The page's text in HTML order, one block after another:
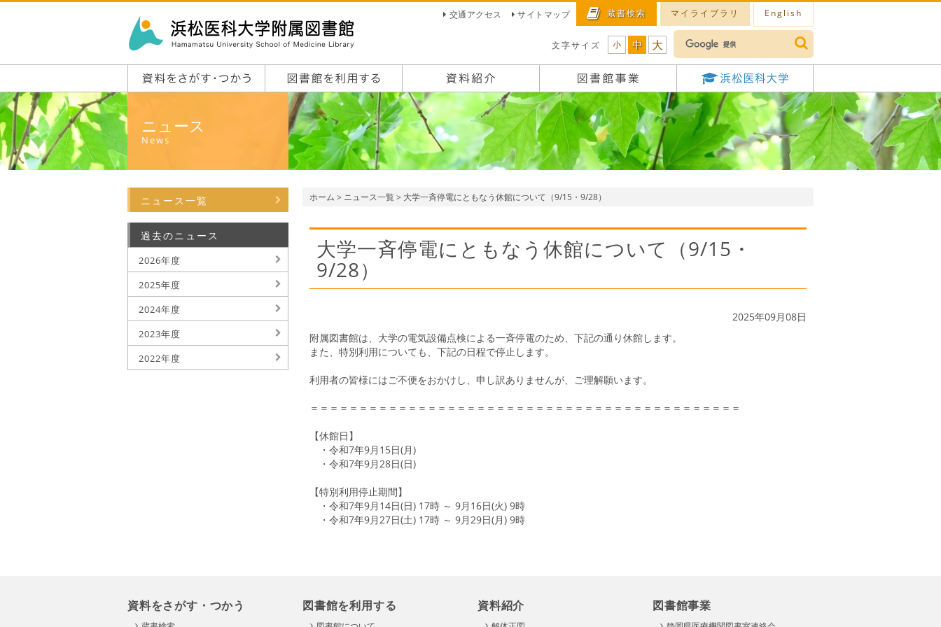
蔵書検索 マイライブラリ English
交通アクセス サイトマップ
文字サイズ 小 中 大
ニュース
News
ホーム > ニュース一覧> 大学一斉停電にともなう休館について（9/15・9/28）
大学一斉停電にともなう休館について（9/15・
9/28）
2025年09月08日
附属図書館は、大学の電気設備点検による一斉停電のため、下記の通り休館します。
また、特別利用についても、下記の日程で停止します。
利用者の皆様にはご不便をおかけし、申し訳ありませんが、ご理解願います。
＝＝＝＝＝＝＝＝＝＝＝＝＝＝＝＝＝＝＝＝＝＝＝＝＝＝＝＝＝＝＝＝＝＝＝＝＝＝＝＝＝＝＝＝
【休館日】
・令和7年9月15日(月)
・令和7年9月28日(日)
【特別利用停止期間】
・令和7年9月14日(日) 17時 ～ 9月16日(火) 9時
・令和7年9月27日(土) 17時 ～ 9月29日(月) 9時
ニュース一覧
過去のニュース
2026年度
2025年度
2024年度
2023年度
2022年度
資料をさがす・つかう 図書館を利用する 資料紹介 図書館事業